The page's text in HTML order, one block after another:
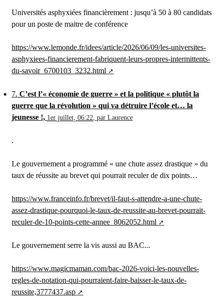
Universités asphyxiées financièrement : jusqu’à 50 à 80 candidats
pour un poste de maitre de conférence
https://www.lemonde.fr/idees/article/2026/06/09/les-universites-
asphyxiees-financierement-fabriquent-leurs-propres-intermittents-
du-savoir_6700103_3232.html
7. C’est l’« économie de guerre » et la politique « plutôt la
guerre que la révolution » qui va détruire l’école et… la
jeunesse !, 1er juillet, 06:22 par Laurence
.
Le gouvernement a programmé « une chute assez drastique » du
taux de réussite au brevet qui pourrait reculer de dix points…
https://www.franceinfo.fr/brevet/il-faut-s-attendre-a-une-chute-
assez-drastique-pourquoi-le-taux-de-reussite-au-brevet-pourrait-
reculer-de-10-points-cette-annee_8062052.html
Le gouvernement serre la vis aussi au BAC...
https://www.magicmaman.com/bac-2026-voici-les-nouvelles-
regles-de-notation-qui-pourraient-faire-baisser-le-taux-de-
reussite,3777437.asp